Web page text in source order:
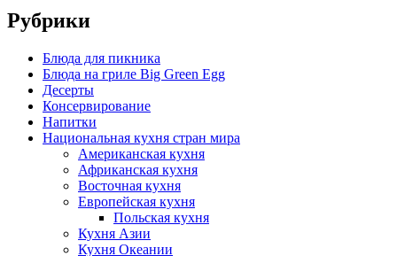
Рубрики
Блюда для пикника
Блюда на гриле Big Green Egg
Десерты
Консервирование
Напитки
Национальная кухня стран мира
Американская кухня
Африканская кухня
Восточная кухня
Европейская кухня
Польская кухня
Кухня Азии
Кухня Океании